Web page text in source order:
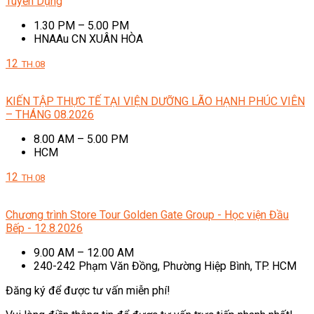
1.30 PM – 5.00 PM
HNAAu CN XUÂN HÒA
12 TH.08
KIẾN TẬP THỰC TẾ TẠI VIỆN DƯỠNG LÃO HẠNH PHÚC VIÊN
– THÁNG 08.2026
8.00 AM – 5.00 PM
HCM
12 TH.08
Chương trình Store Tour Golden Gate Group - Học viện Đầu
Bếp - 12.8.2026
9.00 AM – 12.00 AM
240-242 Phạm Văn Đồng, Phường Hiệp Bình, TP. HCM
Đăng ký để được tư vấn miễn phí!